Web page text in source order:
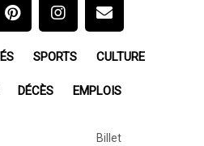
SPORTS CULTURE
DÉCÈS EMPLOIS
Billet